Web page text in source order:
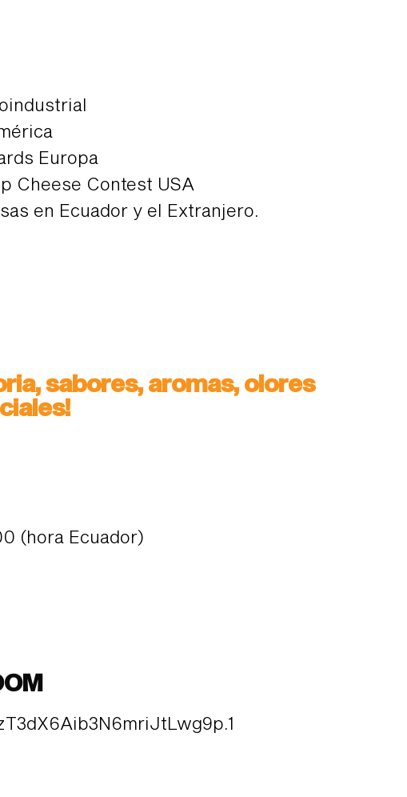
Europa
Cheese Contest USA
en Ecuador y el Extranjero.
sabores, aromas, olores
(hora Ecuador)